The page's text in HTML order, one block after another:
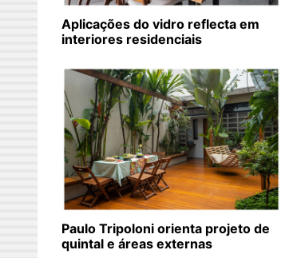
Aplicações do vidro reflecta em
interiores residenciais
Paulo Tripoloni orienta projeto de
quintal e áreas externas